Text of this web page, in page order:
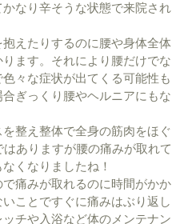
なり辛そうな状態で来院され
えたりするのに腰や身体全体
ます。それにより腰だけでな
々な症状が出てくる可能性も
ぎっくり腰やヘルニアにもな
整え整体で全身の筋肉をほぐ
ありますが腰の痛みが取れて
くなりましたね！
痛みが取れるのに時間がかか
ことですぐに痛みはぶり返し
チや入浴など体のメンテナン